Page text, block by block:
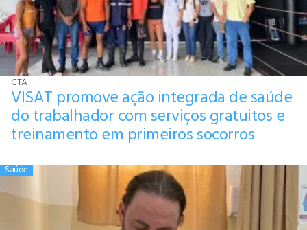
CTA
VISAT promove ação integrada de saúde
do trabalhador com serviços gratuitos e
treinamento em primeiros socorros
Saúde